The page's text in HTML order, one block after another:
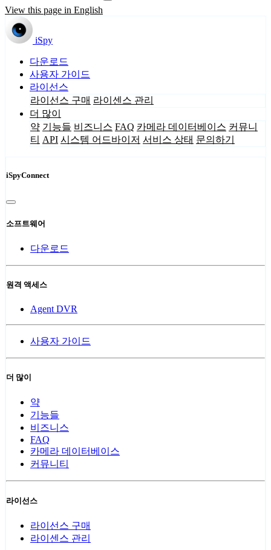
View this page in English
iSpy
다운로드
사용자 가이드
라이선스
라이선스 구매 라이센스 관리
더 많이
약 기능들 비즈니스 FAQ 카메라 데이터베이스 커뮤니
티 API 시스템 어드바이저 서비스 상태 문의하기
iSpyConnect
소프트웨어
다운로드
원격 액세스
Agent DVR
사용자 가이드
더 많이
약
기능들
비즈니스
FAQ
카메라 데이터베이스
커뮤니티
라이선스
라이선스 구매
라이센스 관리